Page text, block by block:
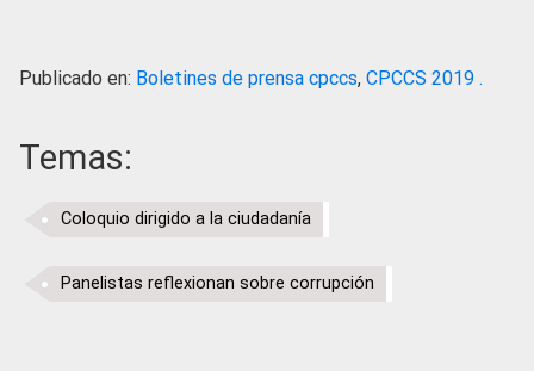
Publicado en: Boletines de prensa cpccs, CPCCS 2019 .
Temas:
Coloquio dirigido a la ciudadanía
Panelistas reflexionan sobre corrupción